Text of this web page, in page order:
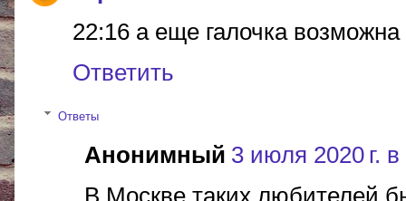
22:16 а еще галочка
Ответить
Ответы
Анонимный 3 июля 2020 г. в